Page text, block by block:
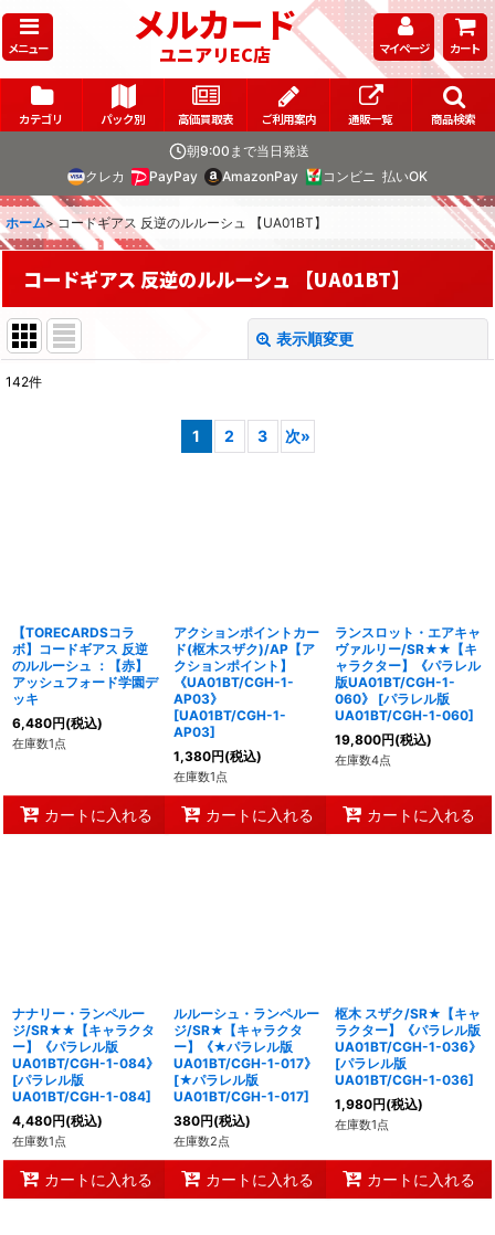
メニュー メルカード
ユニアリEC店 マイページ カート
カテゴリ パック別 高価買取表 ご利用案内 通販一覧
商品検索
朝9:00まで当日発送
クレカ
PayPay AmazonPay コンビニ 払いOK
ホーム> コードギアス 反逆のルルーシュ 【UA01BT】
コードギアス 反逆のルルーシュ 【UA01BT】
表示順変更
142件
1 2 3 次»
【TORECARDSコラ
ボ】コードギアス 反逆
のルルーシュ ：【赤】
アッシュフォード学園デ
ッキ
6,480円(税込)
在庫数1点
カートに入れる
アクションポイントカー
ド(枢木スザク)/AP【ア
クションポイント】
《UA01BT/CGH-1-
AP03》
[UA01BT/CGH-1-
AP03]
1,380円(税込)
在庫数1点
カートに入れる
ランスロット・エアキャ
ヴァルリー/SR★★【キ
ャラクター】《パラレル
版UA01BT/CGH-1-
060》
[パラレル版
UA01BT/CGH-1-060]
19,800円(税込)
在庫数4点
カートに入れる
ナナリー・ランペルー
ジ/SR★★【キャラクタ
ー】《パラレル版
UA01BT/CGH-1-084》
[パラレル版
UA01BT/CGH-1-084]
4,480円(税込)
在庫数1点
カートに入れる
ルルーシュ・ランペルー
ジ/SR★【キャラクタ
ー】《★パラレル版
UA01BT/CGH-1-017》
[★パラレル版
UA01BT/CGH-1-017]
380円(税込)
在庫数2点
カートに入れる
枢木 スザク/SR★【キャ
ラクター】《パラレル版
UA01BT/CGH-1-036》
[パラレル版
UA01BT/CGH-1-036]
1,980円(税込)
在庫数1点
カートに入れる